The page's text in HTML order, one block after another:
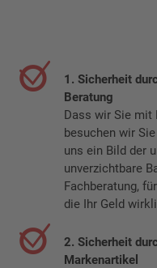
1. Sicherheit
Beratung
Dass wir Sie mit
besuchen wir
uns ein Bild der
unverzichtbare
Fachberatung,
die Ihr Geld
2. Sicherheit
Markenartikel